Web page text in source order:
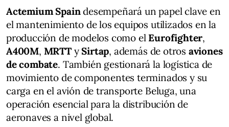
Actemium Spaindesempeñará un papel clave en
el mantenimiento de los equipos utilizados en la
producción de modelos como el Eurofighter,
A400M, MRTTySirtap, además de otros aviones
de combate. También gestionará la logística de
movimiento de componentes terminados y su
carga en el avión de transporte Beluga, una
operación esencial para la distribución de
aeronaves a nivel global.